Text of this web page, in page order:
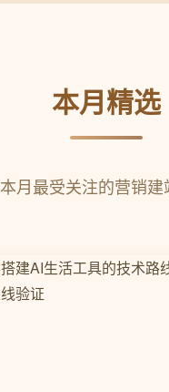
本月精选
本月最受关注的营销建